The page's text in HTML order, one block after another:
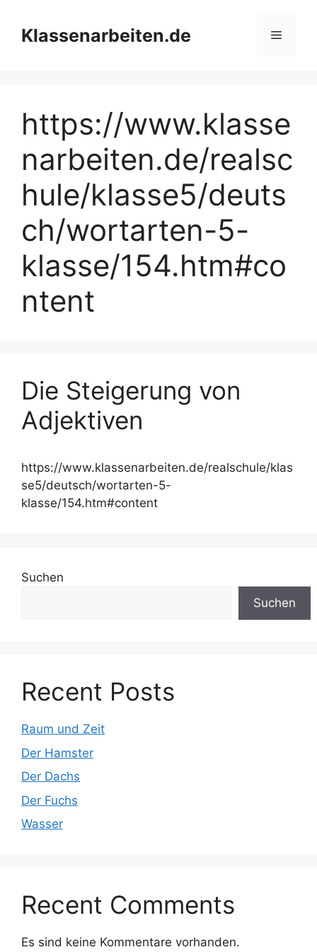
Inhalt
springenKlassenarbeiten.de Menü
https://www.klasse
narbeiten.de/realsc
hule/klasse5/deuts
ch/wortarten-5-
klasse/154.htm#co
ntent
Die Steigerung von
Adjektiven
https://www.klassenarbeiten.de/realschule/klas
se5/deutsch/wortarten-5-
klasse/154.htm#content
Suchen
Suchen
Recent Posts
Raum und Zeit
Der Hamster
Der Dachs
Der Fuchs
Wasser
Recent Comments
Es sind keine Kommentare vorhanden.